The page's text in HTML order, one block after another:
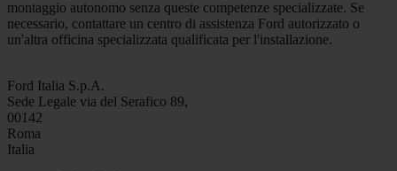
montaggio autonomo senza queste competenze specializzate. Se
necessario, contattare un centro di assistenza Ford autorizzato o
un'altra officina specializzata qualificata per l'installazione.
Ford Italia S.p.A.
Sede Legale via del Serafico 89,
00142
Roma
Italia